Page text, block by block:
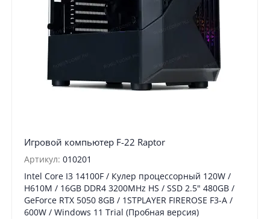
Игровой компьютер F-22 Raptor
Артикул: 010201
Intel Core I3 14100F / Кулер процессорный 120W /
H610M / 16GB DDR4 3200MHz HS / SSD 2.5" 480GB /
GeForce RTX 5050 8GB / 1STPLAYER FIREROSE F3-A /
600W / Windows 11 Trial (Пробная версия)